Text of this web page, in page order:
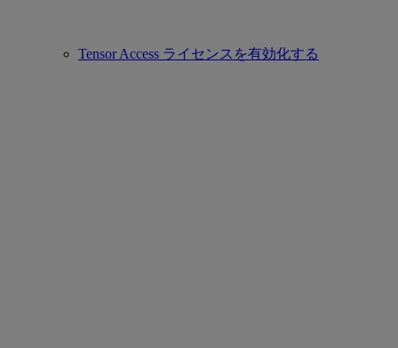
Tensor Access ライセンスを有効化する